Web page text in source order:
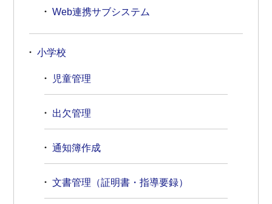
Web連携サブシステム
小学校
児童管理
出欠管理
通知簿作成
文書管理（証明書・指導要録）